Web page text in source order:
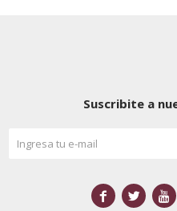
Suscribite a
  